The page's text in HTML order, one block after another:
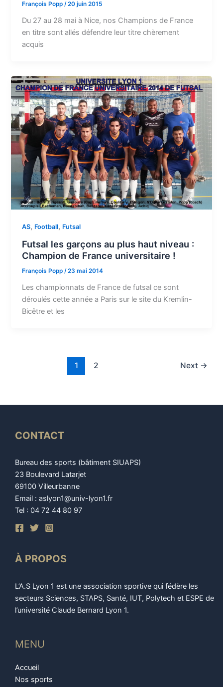
François Popp/20 juin 2015
Du 27 au 28 mai à Nice, nos Champions de France
en titre sont allés défendre leur titre chèrement
acquis
AS, Football, Futsal
Futsal les garçons au plus haut niveau :
Champion de France universitaire !
François Popp/23 mai 2014
Les championnats de France de futsal ce sont
déroulés cette année a Paris sur le site du Kremlin-
Bicêtre et les
1 2 Next →
CONTACT
Bureau des sports (bâtiment SIUAPS)
23 Boulevard Latarjet
69100 Villeurbanne
Email : aslyon1@univ-lyon1.fr
Tel : 04 72 44 80 97
À PROPOS
L’A.S Lyon 1 est une association sportive qui fédère les
secteurs Sciences, STAPS, Santé, IUT, Polytech et ESPE de
l’université Claude Bernard Lyon 1.
MENU
Accueil
Nos sports